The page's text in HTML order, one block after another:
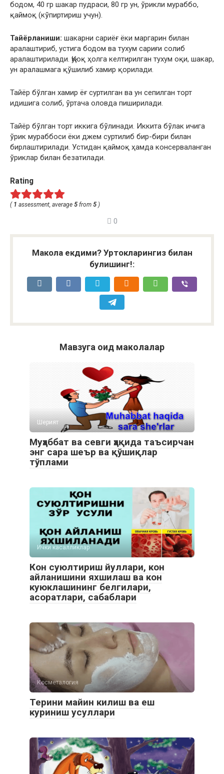
бодом, 40 гр шакар пудраси, 80 гр ун, ўрикли мураббо,
қаймоқ (кўпиртириш учун).
Тайёрланиши: шакарни сариёғ ёки маргарин билан
аралаштириб, устига бодом ва тухум сариғи солиб
аралаштирилади. Қуюқ ҳолга келтирилган тухум оқи, шакар,
ун аралашмага қўшилиб хамир қорилади.
Тайёр бўлган хамир ёғ суртилган ва ун сепилган торт
идишига солиб, ўртача оловда пиширилади.
Тайёр бўлган торт иккига бўлинади. Иккита бўлак ичига
ўрик мураббоси ёки джем суртилиб бир-бири билан
бирлаштирилади. Устидан қаймоқ ҳамда консерваланган
ўриклар билан безатилади.
Rating
( 1 assessment, average 5 from 5 )
0
Макола екдими? Уртокларингиз билан
булишинг!:
Мавзуга оид маколалар
Шерият
Муҳаббат ва севги ҳақида таъсирчан
энг сара шеър ва қўшиқлар
тўплами
Ички касалликлар
Кон суюлтириш йуллари, кон
айланишини яхшилаш ва кон
куюклашининг белгилари,
асоратлари, сабаблари
Косметалогия
Терини майин килиш ва еш
куриниш усуллари